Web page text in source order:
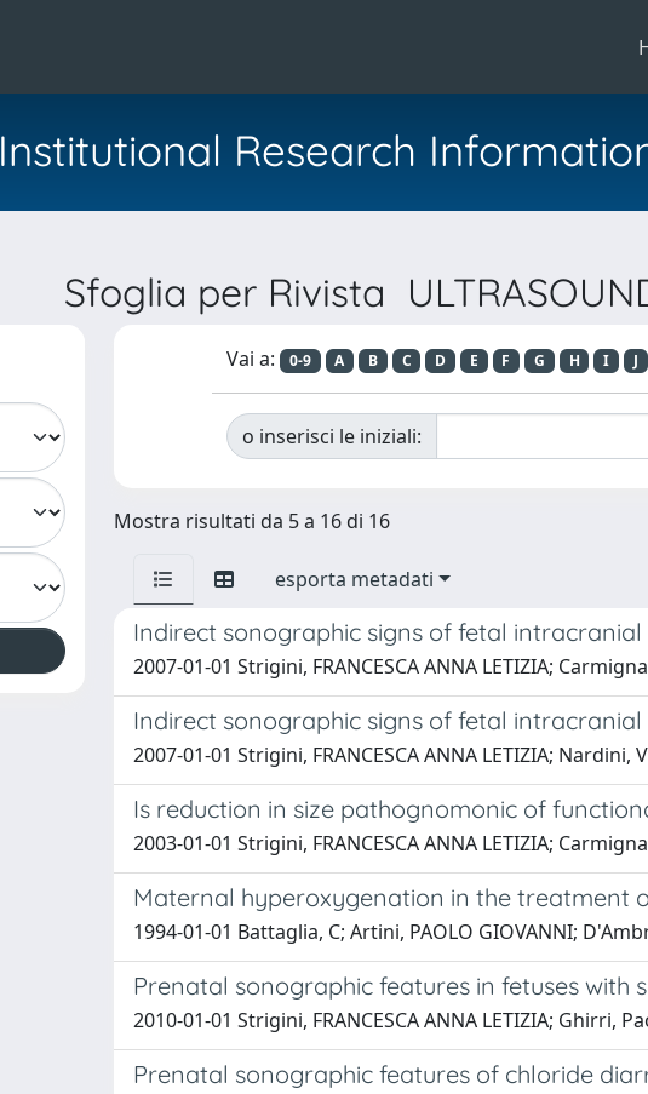
Institutional Research
Sfoglia per Rivista
Vai a: 0-9 A B C D E F G H I J
o inserisci le iniziali:
Mostra risultati da 5 a 16 di 16
esporta metadati
Indirect sonographic signs of fetal
2007-01-01 Strigini, FRANCESCA ANNA LETIZIA;
Indirect sonographic signs of fetal
2007-01-01 Strigini, FRANCESCA ANNA LETIZIA;
Is reduction in size pathognomonic of
2003-01-01 Strigini, FRANCESCA ANNA LETIZIA;
Maternal hyperoxygenation in the treatment
1994-01-01 Battaglia, C; Artini, PAOLO GIOVANNI;
Prenatal sonographic features in fetuses
2010-01-01 Strigini, FRANCESCA ANNA LETIZIA; Ghirri,
Prenatal sonographic features of chloride